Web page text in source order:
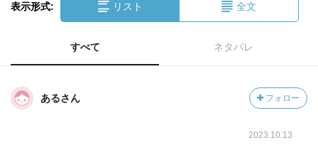
表示形式: リスト 全文
すべて ネタバレ
あるさん フォロー
2023.10.13